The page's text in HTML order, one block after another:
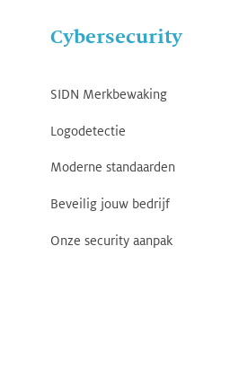
Cybersecurity
SIDN Merkbewaking
Logodetectie
Moderne standaarden
Beveilig jouw bedrijf
Onze security aanpak